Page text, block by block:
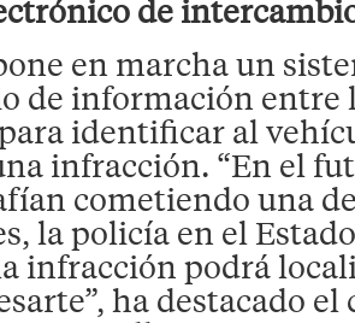
de
en marcha un
de información entre
identificar al
infracción. “En el
cometiendo una
la policía en el
infracción podrá
ha destacado